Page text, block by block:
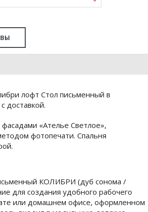
лофт Стол письменный в
доставкой.
«Ателье Светлое»,
фотопечати. Спальня
КОЛИБРИ (дуб сонома /
для создания удобного рабочего
или домашнем офисе, оформленном